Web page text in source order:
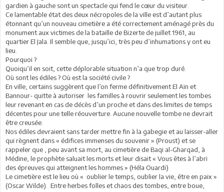
gardien à gauche sont un spectacle qui fend le cœur du visiteur.
Ce lamentable état des deux nécropoles de la ville est d’autant plus
étonnant qu’un nouveau cimetière a été correctement aménagé près du
monument aux victimes de la bataille de Bizerte de juillet 1961, au
quartier El Jala. Il semble que, jusqu’ici, très peu d’inhumations y ont eu
lieu.
Pourquoi ?
Quoiqu’il en soit, cette déplorable situation n’a que trop duré.
Où sont les édiles ? Où est la société civile ?
En ville, certains suggèrent que l’on ferme définitivement El Aïn et
Bannour- quitte à autoriser les familles à rouvrir seulement les tombes
leur revenant en cas de décès d’un proche et dans des limites de temps
décentes pour une telle réouverture. Aucune nouvelle tombe ne devrait
être creusée.
Nos édiles devraient sans tarder mettre fin à la gabegie et au laisser-aller
qui règnent dans « édifices immenses du souvenir » (Proust) et se
rappeler que , peu avant sa mort, au cimetière de Baqi al-Gharqad, à
Médine, le prophète saluait les morts et leur disait « Vous êtes à l’abri
des épreuves qui atteignent les hommes » (Héla Ouardi)
Le cimetière est le lieu où « oublier le temps, oublier la vie, être en paix »
(Oscar Wilde). Entre herbes folles et chaos des tombes, entre boue,